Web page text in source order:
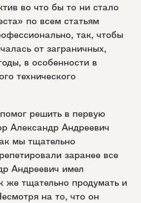
во что бы то ни стало
по всем статьям
так, чтобы
от заграничных,
в особенности в
технического
решить в первую
Александр Андреевич
мы тщательно
заранее все
Андреевич имел
же тщательно продумать и
на то, что он